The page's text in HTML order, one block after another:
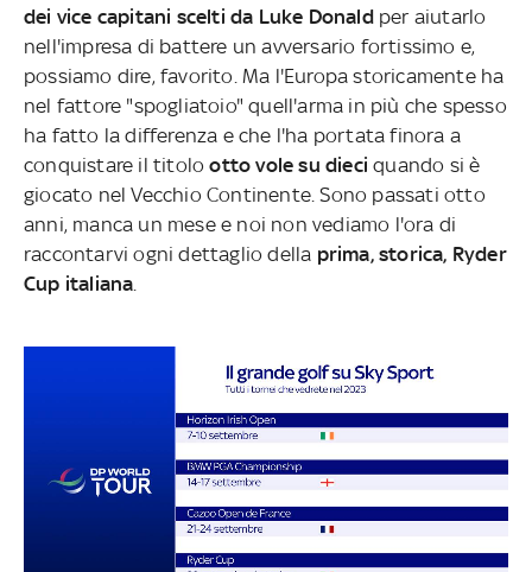
dei vice capitani scelti da Luke Donaldper aiutarlo
nell'impresa di battere un avversario fortissimo e,
possiamo dire, favorito. Ma l'Europa storicamente ha
nel fattore "spogliatoio" quell'arma in più che spesso
ha fatto la differenza e che l'ha portata finora a
conquistare il titolootto vole su dieci quando si è
giocato nel Vecchio Continente. Sono passati otto
anni, manca un mese e noi non vediamo l'ora di
raccontarvi ogni dettaglio della prima, storica, Ryder
Cup italiana